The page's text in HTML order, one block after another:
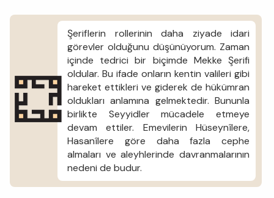
Şeriflerin rollerinin daha ziyade idari
görevler olduğunu düşünüyorum. Zaman
içinde tedrici bir biçimde Mekke Şerifi
oldular. Bu ifade onların kentin valileri gibi
hareket ettikleri ve giderek de hükümran
oldukları anlamına gelmektedir. Bununla
birlikte Seyyidler mücadele etmeye
devam ettiler. Emevilerin Hüseynîlere,
Hasanîlere göre daha fazla cephe
almaları ve aleyhlerinde davranmalarının
nedeni de budur.